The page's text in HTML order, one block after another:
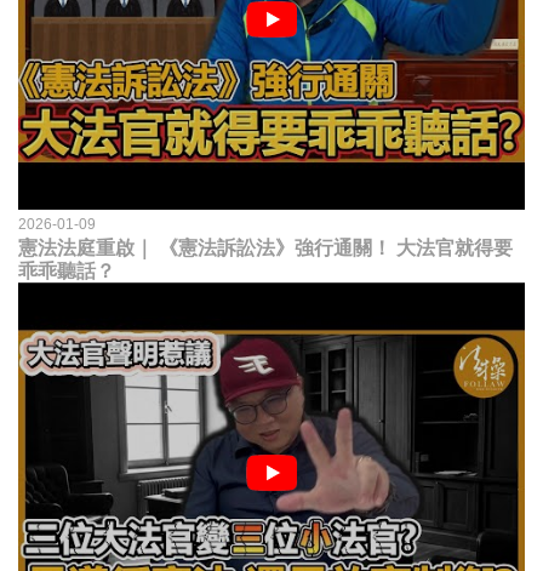
2026-01-09
憲法法庭重啟｜ 《憲法訴訟法》強行通關！ 大法官就得要
乖乖聽話？